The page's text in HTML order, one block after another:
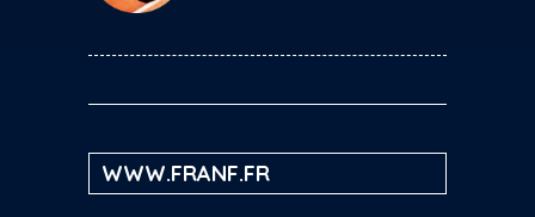
WWW.FRANF.FR